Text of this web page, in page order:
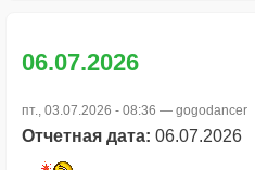
06.07.2026
пт., 03.07.2026 - 08:36 — gogodancer
Отчетная дата: 06.07.2026